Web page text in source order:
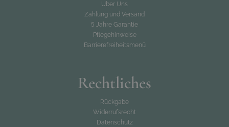
Über Uns
Zahlung und Versand
5 Jahre Garantie
Pflegehinweise
Barrierefreiheitsmenü
Rechtliches
Rückgabe
Widerrufsrecht
Datenschutz